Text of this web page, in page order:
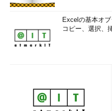
クで実行した場合は、Nmapの
となることがある。
実際のペネトレーションでは
Nmapではスキャンするポー
Excelの基本オ
コピー、選択、